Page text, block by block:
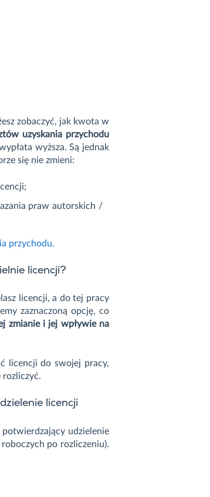
zobaczyć, jak kwota w
uzyskania przychodu
wyższa. Są jednak
się nie zmieni:
praw autorskich /
przychodu.
licencji?
licencji, a do tej pracy
zaznaczoną opcję, co
zmianie i jej wpływie na
licencji do swojej pracy,
rozliczyć.
licencji
udzielenie
po rozliczeniu).